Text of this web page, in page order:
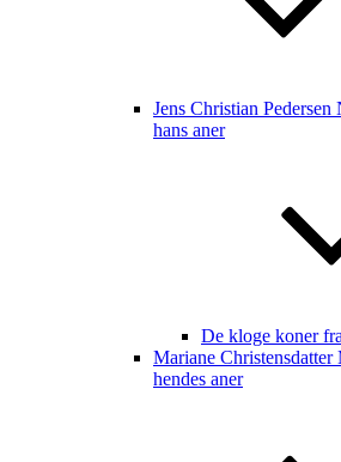
Jens Christian
hans aner
De kloge koner
Mariane
hendes aner